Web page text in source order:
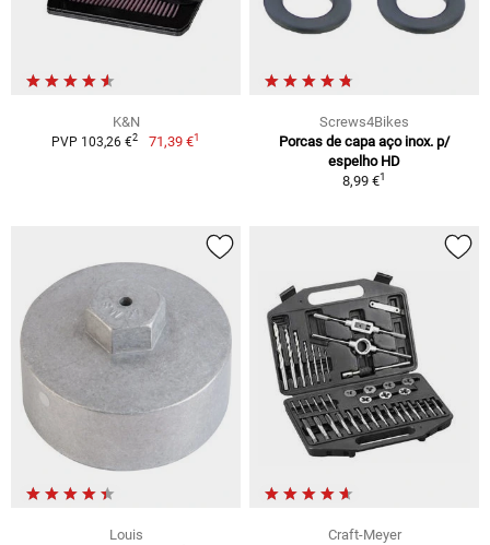
K&N
PVP 103,26 €2 71,39 €1
Screws4Bikes
Porcas de capa aço inox. p/
espelho HD
8,99 €1
Louis
Craft-Meyer